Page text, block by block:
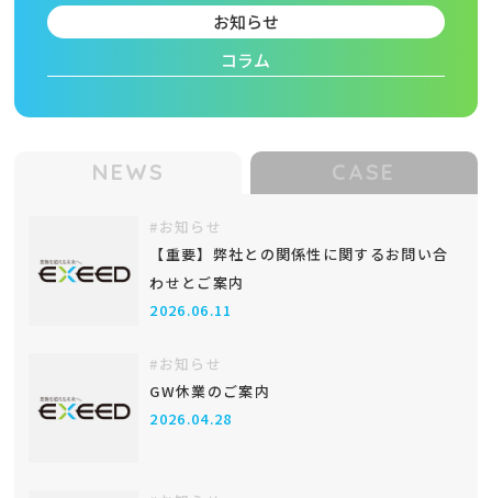
お知らせ
コラム
NEWS CASE
#お知らせ
【重要】弊社との関係性に関するお問い合
わせとご案内
2026.06.11
#お知らせ
GW休業のご案内
2026.04.28